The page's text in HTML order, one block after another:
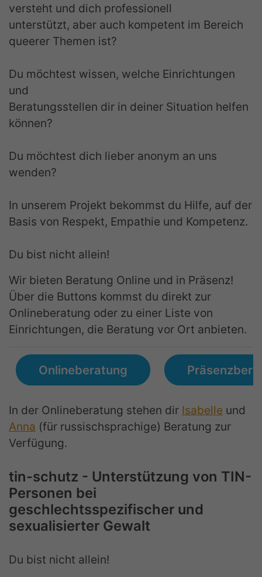
versteht und dich professionell
unterstützt, aber auch kompetent im Bereich
queerer Themen ist?
Du möchtest wissen, welche Einrichtungen
und
Beratungsstellen dir in deiner Situation helfen
können?
Du möchtest dich lieber anonym an uns
wenden?
In unserem Projekt bekommst du Hilfe, auf der
Basis von Respekt, Empathie und Kompetenz.
Du bist nicht allein!
Wir bieten Beratung Online und in Präsenz!
Über die Buttons kommst du direkt zur
Onlineberatung oder zu einer Liste von
Einrichtungen, die Beratung vor Ort anbieten.
Onlineberatung
In der Onlineberatung stehen dir Isabelle und
Anna (für russischsprachige) Beratung zur
Verfügung.
tin-schutz - Unterstützung von TIN-
Personen bei
geschlechtsspezifischer und
sexualisierter Gewalt
Du bist nicht allein!